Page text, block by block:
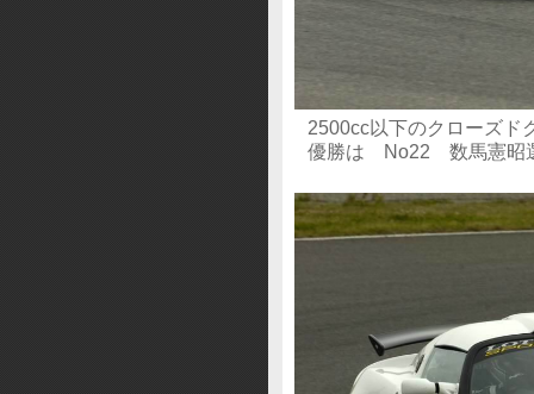
2500cc以下のクローズド
優勝は No22 数馬憲昭